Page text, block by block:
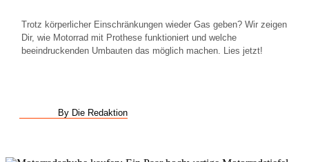
Trotz körperlicher Einschränkungen wieder Gas geben? Wir zeigen
Dir, wie Motorrad mit Prothese funktioniert und welche
beeindruckenden Umbauten das möglich machen. Lies jetzt!
By Die Redaktion